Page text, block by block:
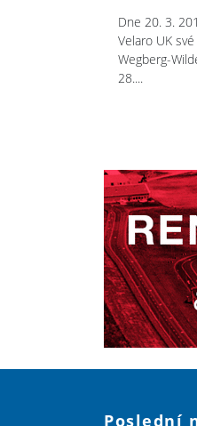
Dne 20. 3.
Velaro UK
Wegberg-
28....
Poslední